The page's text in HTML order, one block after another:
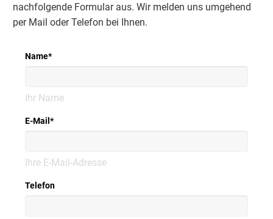
nachfolgende Formular aus. Wir melden uns umgehend
per Mail oder Telefon bei Ihnen.
Name*
Ihr Name
E-Mail *
Ihre E-Mail-Adresse
Telefon